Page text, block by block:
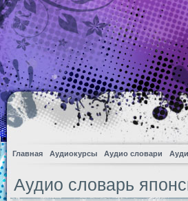
Главная Аудиокурсы Аудио словари
Аудио словарь